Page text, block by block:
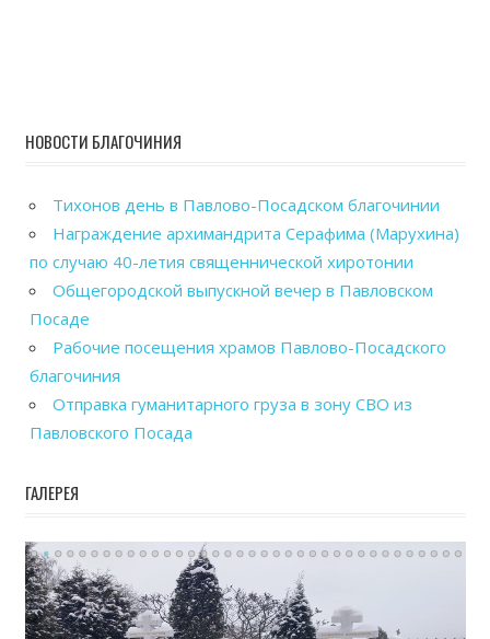
НОВОСТИ БЛАГОЧИНИЯ
Тихонов день в Павлово-Посадском благочинии
Награждение архимандрита Серафима (Марухина)
по случаю 40-летия священнической хиротонии
Общегородской выпускной вечер в Павловском
Посаде
Рабочие посещения храмов Павлово-Посадского
благочиния
Отправка гуманитарного груза в зону СВО из
Павловского Посада
ГАЛЕРЕЯ